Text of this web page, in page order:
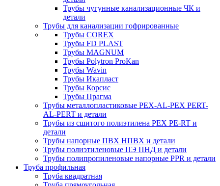
Трубы чугунные канализационные ЧК и
детали
Трубы для канализации гофрированные
Трубы COREX
Трубы FD PLAST
Трубы MAGNUM
Трубы Polytron ProKan
Трубы Wavin
Трубы Икапласт
Трубы Корсис
Трубы Прагма
Трубы металлопластиковые PEX-AL-PEX PERT-
AL-PERT и детали
Трубы из сшитого полиэтилена PEX PE-RT и
детали
Трубы напорные ПВХ НПВХ и детали
Трубы полиэтиленовые ПЭ ПНД и детали
Трубы полипропиленовые напорные PPR и детали
Труба профильная
Труба квадратная